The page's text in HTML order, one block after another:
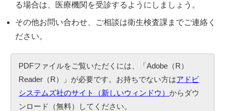
る場合は、医療機関を受診するようにしましょう。
その他お問い合わせ、ご相談は衛生検査課までご連絡く
ださい。
PDFファイルをご覧いただくには、「Adobe（R）
Reader（R）」が必要です。お持ちでない方はアドビ
システムズ社のサイト（新しいウィンドウ）からダウ
ンロード（無料）してください。